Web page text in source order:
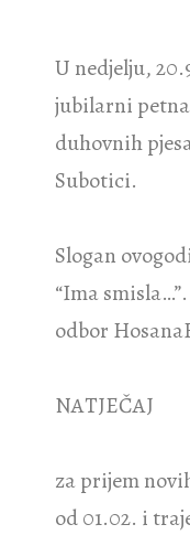
U nedjelju,
jubilarni
duhovnih
Subotici.
Slogan
“Ima
odbor
NATJEČAJ
za prijem
od 01.02. i